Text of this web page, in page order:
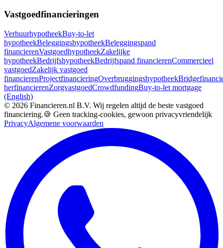
Vastgoedfinancieringen
VerhuurhypotheekBuy-to-let
hypotheekBeleggingshypotheekBeleggingspand
financierenVastgoedhypotheekZakelijke
hypotheekBedrijfshypotheekBedrijfspand financierenCommercieel
vastgoedZakelijk vastgoed
financierenProjectfinancieringOverbruggingshypotheek
herfinancierenZorgvastgoedCrowdfundingBuy-to-let mortgage
(English)
© 2026 Financieren.nl B.V. Wij regelen altijd de beste vastgoed
financiering.🍪 Geen tracking-cookies, gewoon privacyvriendelijk
PrivacyAlgemene voorwaarden